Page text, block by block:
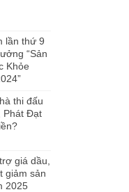
lần thứ 9
“Sản
Khỏe
thi đấu
Phát Đạt
giá dầu,
giảm sản
2025